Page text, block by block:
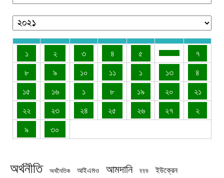
১ ২ ৩ ৪ ৫
৭
৮
৯ ১০ ১১ ১ ১৩
৪
১৫
১৬ ১ ৮ ১৯ ২০
২১
২২
২৩ ২৪ ২৫ ২৬ ২৭
২
৯
৩০
অর্থনীতি অর্থনৈতিক আইএমও আমদানি ইইউ ইউক্রেন